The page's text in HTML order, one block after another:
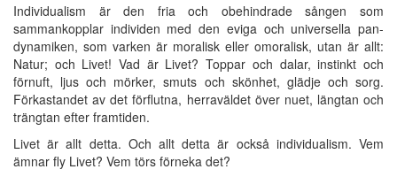
Individualism är den fria och obehindrade sången som
sammankopplar individen med den eviga och universella pan-
dynamiken, som varken är moralisk eller omoralisk, utan är allt:
Natur; och Livet! Vad är Livet? Toppar och dalar, instinkt och
förnuft, ljus och mörker, smuts och skönhet, glädje och sorg.
Förkastandet av det förflutna, herraväldet över nuet, längtan och
trängtan efter framtiden.
Livet är allt detta. Och allt detta är också individualism. Vem
ämnar fly Livet? Vem törs förneka det?